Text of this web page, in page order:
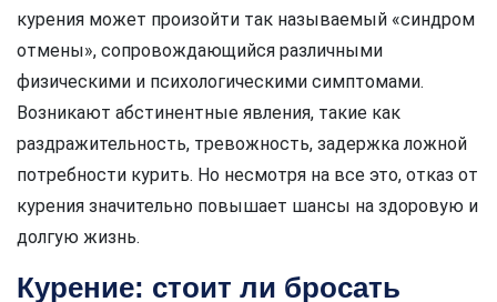
курения может произойти так называемый «синдром
отмены», сопровождающийся различными
физическими и психологическими симптомами.
Возникают абстинентные явления, такие как
раздражительность, тревожность, задержка ложной
потребности курить. Но несмотря на все это, отказ от
курения значительно повышает шансы на здоровую и
долгую жизнь.
Курение: стоит ли бросать